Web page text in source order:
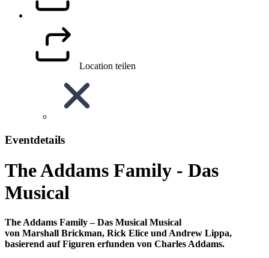
Location teilen
Eventdetails
The Addams Family - Das
Musical
The Addams Family – Das Musical Musical
von Marshall Brickman, Rick Elice und Andrew Lippa,
basierend auf Figuren erfunden von Charles Addams.